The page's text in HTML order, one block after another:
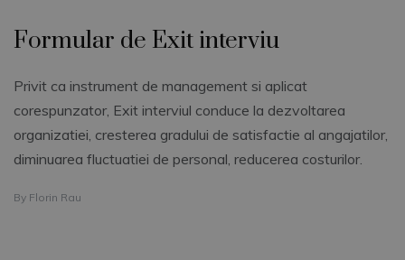
Formular de Exit interviu
Privit ca instrument de management si aplicat
corespunzator, Exit interviul conduce la dezvoltarea
organizatiei, cresterea gradului de satisfactie al angajatilor,
diminuarea fluctuatiei de personal, reducerea costurilor.
By Florin Rau